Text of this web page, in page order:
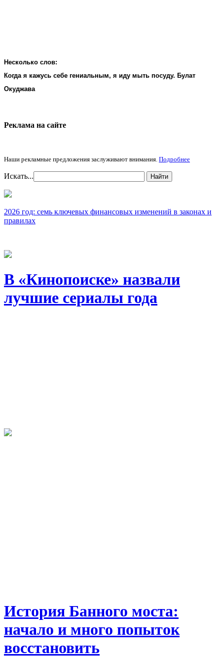
Несколько слов:
Когда я кажусь себе гениальным, я иду мыть посуду. Булат
Окуджава
Реклама на cайте
Наши рекламные предложения заслуживают внимания. Подробнее
Искать... Найти
2026 год: семь ключевых финансовых изменений в законах и
правилах
В «Кинопоиске» назвали
лучшие сериалы года
История Банного моста:
начало и много попыток
восстановить